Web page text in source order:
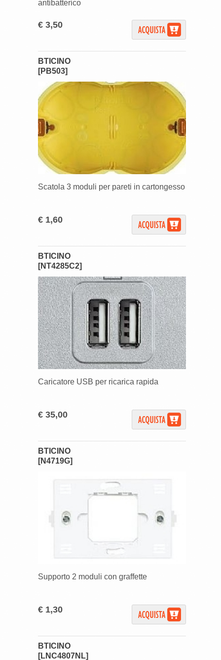
antibatterico
€ 3,50
BTICINO
[PB503]
Scatola 3 moduli per pareti in cartongesso
€ 1,60
BTICINO
[NT4285C2]
Caricatore USB per ricarica rapida
€ 35,00
BTICINO
[N4719G]
Supporto 2 moduli con graffette
€ 1,30
BTICINO
[LNC4807NL]